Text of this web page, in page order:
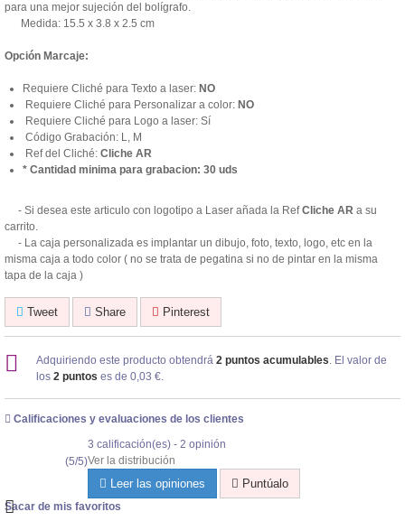
para una mejor sujeción del bolígrafo.
Medida: 15.5 x 3.8 x 2.5 cm
Opción Marcaje:
Requiere Cliché para Texto a laser: NO
Requiere Cliché para Personalizar a color: NO
Requiere Cliché para Logo a laser: Sí
Código Grabación: L, M
Ref del Cliché: Cliche AR
* Cantidad minima para grabacion: 30 uds
- Si desea este articulo con logotipo a Laser añada la RefCliche AR a su
carrito.
- La caja personalizada es implantar un dibujo, foto, texto, logo, etc en la
misma caja a todo color ( no se trata de pegatina si no de pintar en la misma
tapa de la caja )
Tweet Share Pinterest
Adquiriendo este producto obtendrá 2 puntos acumulables. El valor de
los 2 puntos es de 0,03 €.
Calificaciones y evaluaciones de los clientes
(5/5)
3 calificación(es) - 2 opinión
Ver la distribución
Leer las opiniones Puntúalo
Sacar de mis favoritos